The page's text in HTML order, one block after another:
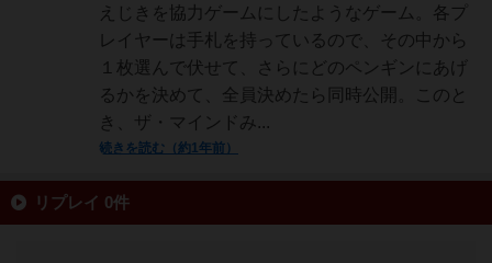
えじきを協力ゲームにしたようなゲーム。各プ
レイヤーは手札を持っているので、その中から
１枚選んで伏せて、さらにどのペンギンにあげ
るかを決めて、全員決めたら同時公開。このと
き、ザ・マインドみ...
続きを読む（約1年前）
リプレイ 0件